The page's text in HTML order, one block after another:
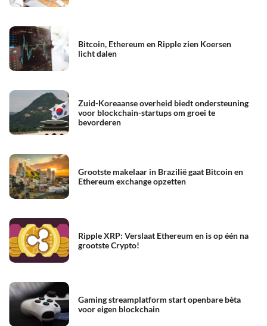
Bitcoin, Ethereum en Ripple zien Koersen
licht dalen
Zuid-Koreaanse overheid biedt ondersteuning
voor blockchain-startups om groei te
bevorderen
Grootste makelaar in Brazilië gaat Bitcoin en
Ethereum exchange opzetten
Ripple XRP: Verslaat Ethereum en is op één na
grootste Crypto!
Gaming streamplatform start openbare bèta
voor eigen blockchain